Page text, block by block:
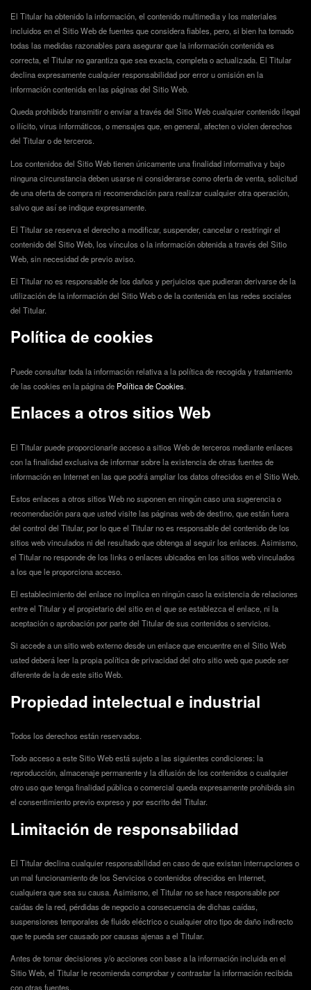
El Titular ha obtenido la información, el contenido multimedia y los materiales
incluidos en el Sitio Web de fuentes que considera fiables, pero, si bien ha tomado
todas las medidas razonables para asegurar que la información contenida es
correcta, el Titular no garantiza que sea exacta, completa o actualizada. El Titular
declina expresamente cualquier responsabilidad por error u omisión en la
información contenida en las páginas del Sitio Web.
Queda prohibido transmitir o enviar a través del Sitio Web cualquier contenido ilegal
o ilícito, virus informáticos, o mensajes que, en general, afecten o violen derechos
del Titular o de terceros.
Los contenidos del Sitio Web tienen únicamente una finalidad informativa y bajo
ninguna circunstancia deben usarse ni considerarse como oferta de venta, solicitud
de una oferta de compra ni recomendación para realizar cualquier otra operación,
salvo que así se indique expresamente.
El Titular se reserva el derecho a modificar, suspender, cancelar o restringir el
contenido del Sitio Web, los vínculos o la información obtenida a través del Sitio
Web, sin necesidad de previo aviso.
El Titular no es responsable de los daños y perjuicios que pudieran derivarse de la
utilización de la información del Sitio Web o de la contenida en las redes sociales
del Titular.
Política de cookies
Puede consultar toda la información relativa a la política de recogida y tratamiento
de las cookies en la página de Política de Cookies
Enlaces a otros sitios Web
El Titular puede proporcionarle acceso a sitios Web de terceros mediante enlaces
con la finalidad exclusiva de informar sobre la existencia de otras fuentes de
información en Internet en las que podrá ampliar los datos ofrecidos en el Sitio Web.
Estos enlaces a otros sitios Web no suponen en ningún caso una sugerencia o
recomendación para que usted visite las páginas web de destino, que están fuera
del control del Titular, por lo que el Titular no es responsable del contenido de los
sitios web vinculados ni del resultado que obtenga al seguir los enlaces. Asimismo,
el Titular no responde de los links o enlaces ubicados en los sitios web vinculados
a los que le proporciona acceso.
El establecimiento del enlace no implica en ningún caso la existencia de relaciones
entre el Titular y el propietario del sitio en el que se establezca el enlace, ni la
aceptación o aprobación por parte del Titular de sus contenidos o servicios.
Si accede a un sitio web externo desde un enlace que encuentre en el Sitio Web
usted deberá leer la propia política de privacidad del otro sitio web que puede ser
diferente de la de este sitio Web.
Propiedad intelectual e industrial
Todos los derechos están reservados.
Todo acceso a este Sitio Web está sujeto a las siguientes condiciones: la
reproducción, almacenaje permanente y la difusión de los contenidos o cualquier
otro uso que tenga finalidad pública o comercial queda expresamente prohibida sin
el consentimiento previo expreso y por escrito del Titular.
Limitación de responsabilidad
El Titular declina cualquier responsabilidad en caso de que existan interrupciones o
un mal funcionamiento de los Servicios o contenidos ofrecidos en Internet,
cualquiera que sea su causa. Asimismo, el Titular no se hace responsable por
caídas de la red, pérdidas de negocio a consecuencia de dichas caídas,
suspensiones temporales de fluido eléctrico o cualquier otro tipo de daño indirecto
que te pueda ser causado por causas ajenas a el Titular.
Antes de tomar decisiones y/o acciones con base a la información incluida en el
Sitio Web, el Titular le recomienda comprobar y contrastar la información recibida
con otras fuentes.